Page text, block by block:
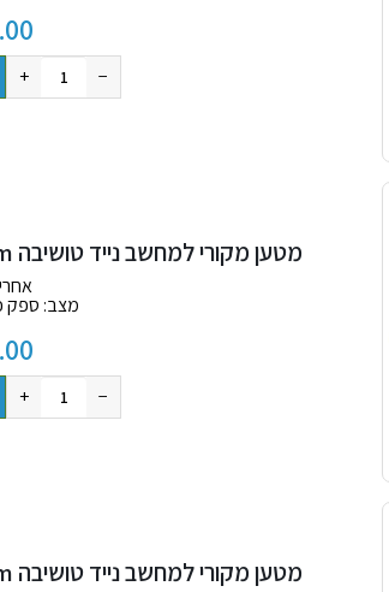
−
+
מטען מקורי למחשב נייד טושיבה Toshiba 15V 4A 60W 6.3×3.0mm
מצב: ספק
−
+
מטען מקורי למחשב נייד טושיבה Toshiba 15V 5A 75W 6.3×3.0mm